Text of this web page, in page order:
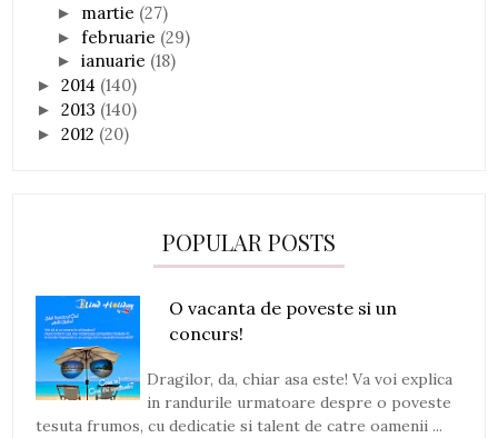
► martie (27)
►februarie (29)
►ianuarie (18)
►2014 (140)
►2013 (140)
►2012 (20)
POPULAR POSTS
O vacanta de poveste si un
concurs!
Dragilor, da, chiar asa este! Va voi explica
in randurile urmatoare despre o poveste
tesuta frumos, cu dedicatie si talent de catre oamenii ...